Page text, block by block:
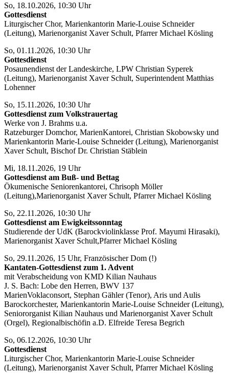
So, 18.10.2026, 10:30 Uhr
Gottesdienst
Liturgischer Chor, Marienkantorin Marie-Louise Schneider
(Leitung), Marienorganist Xaver Schult, Pfarrer Michael Kösling
So, 01.11.2026, 10:30 Uhr
Gottesdienst
Posaunendienst der Landeskirche, LPW Christian Syperek
(Leitung), Marienorganist Xaver Schult, Superintendent Matthias
Lohenner
So, 15.11.2026, 10:30 Uhr
Gottesdienst zum Volkstrauertag
Werke von J. Brahms u.a.
Ratzeburger Domchor, MarienKantorei, Christian Skobowsky und
Marienkantorin Marie-Louise Schneider (Leitung), Marienorganist
Xaver Schult, Bischof Dr. Christian Stäblein
Mi, 18.11.2026, 19 Uhr
Gottesdienst am Buß- und Bettag
Ökumenische Seniorenkantorei, Chrisoph Möller
(Leitung),Marienorganist Xaver Schult, Pfarrer Michael Kösling
So, 22.11.2026, 10:30 Uhr
Gottesdienst am Ewigkeitssonntag
Studierende der UdK (Barockviolinklasse Prof. Mayumi Hirasaki),
Marienorganist Xaver Schult,Pfarrer Michael Kösling
So, 29.11.2026, 15 Uhr, Französischer Dom (!)
Kantaten-Gottesdienst zum 1. Advent
mit Verabscheidung von KMD Kilian Nauhaus
J. S. Bach: Lobe den Herren, BWV 137
MarienVoklaconsort, Stephan Gähler (Tenor), Aris und Aulis
Barockorchester, Marienkantorin Marie-Louise Schneider (Leitung),
Seniororganist Kilian Nauhaus und Marienorganist Xaver Schult
(Orgel), Regionalbischöfin a.D. Elfreide Teresa Begrich
So, 06.12.2026, 10:30 Uhr
Gottesdienst
Liturgischer Chor, Marienkantorin Marie-Louise Schneider
(Leitung), Marienorganist Xaver Schult, Pfarrer Michael Kösling